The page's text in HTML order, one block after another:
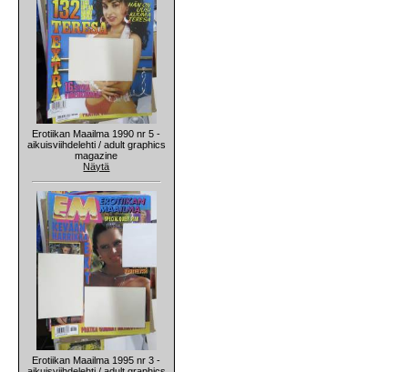
Erotiikan Maailma 1990 nr 5 -
aikuisviihdelehti / adult graphics
magazine
Näytä
Erotiikan Maailma 1995 nr 3 -